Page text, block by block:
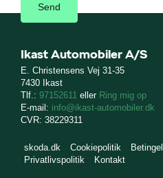
Ikast Automobiler A/S
E. Christensens Vej 31-35
7430 Ikast
Tlf.: 97152611 eller Ring mig op
E-mail: info@ikast-automobiler.dk
CVR: 38229311
skoda.dk Cookiepolitik
Privatlivspolitik
Kontakt